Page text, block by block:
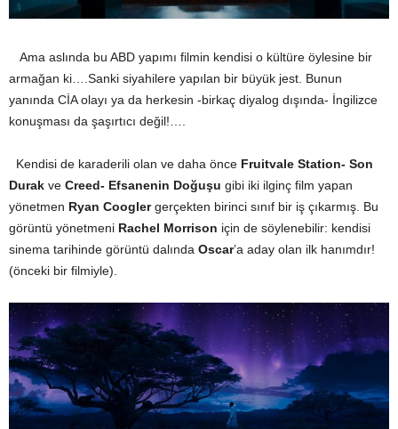
Ama aslında bu ABD yapımı filmin kendisi o kültüre öylesine bir
armağan ki….Sanki siyahilere yapılan bir büyük jest. Bunun
yanında CİA olayı ya da herkesin -birkaç diyalog dışında- İngilizce
konuşması da şaşırtıcı değil!….
Kendisi de karaderili olan ve daha önce Fruitvale Station- Son
Durak ve Creed- Efsanenin Doğuşu gibi iki ilginç film yapan
yönetmen Ryan Cooglergerçekten birinci sınıf bir iş çıkarmış. Bu
görüntü yönetmeni Rachel Morrison için de söylenebilir: kendisi
sinema tarihinde görüntü dalında Oscar’a aday olan ilk hanımdır!
(önceki bir filmiyle).